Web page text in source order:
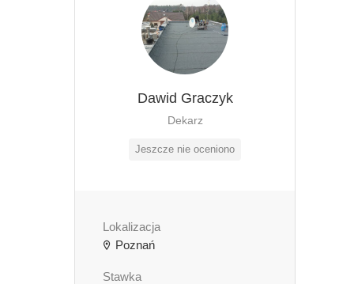
Dawid Graczyk
Dekarz
Jeszcze nie oceniono
Lokalizacja
Poznań
Stawka